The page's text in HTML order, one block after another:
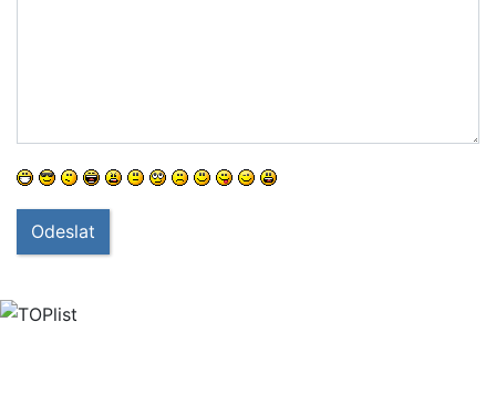
Odeslat